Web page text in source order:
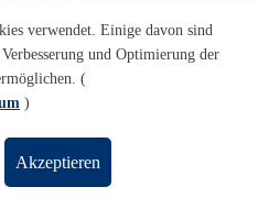
Lab
Spanische Black Diaspora
verwendet. Einige davon sind
und Optimierung der
(
)
Akzeptieren